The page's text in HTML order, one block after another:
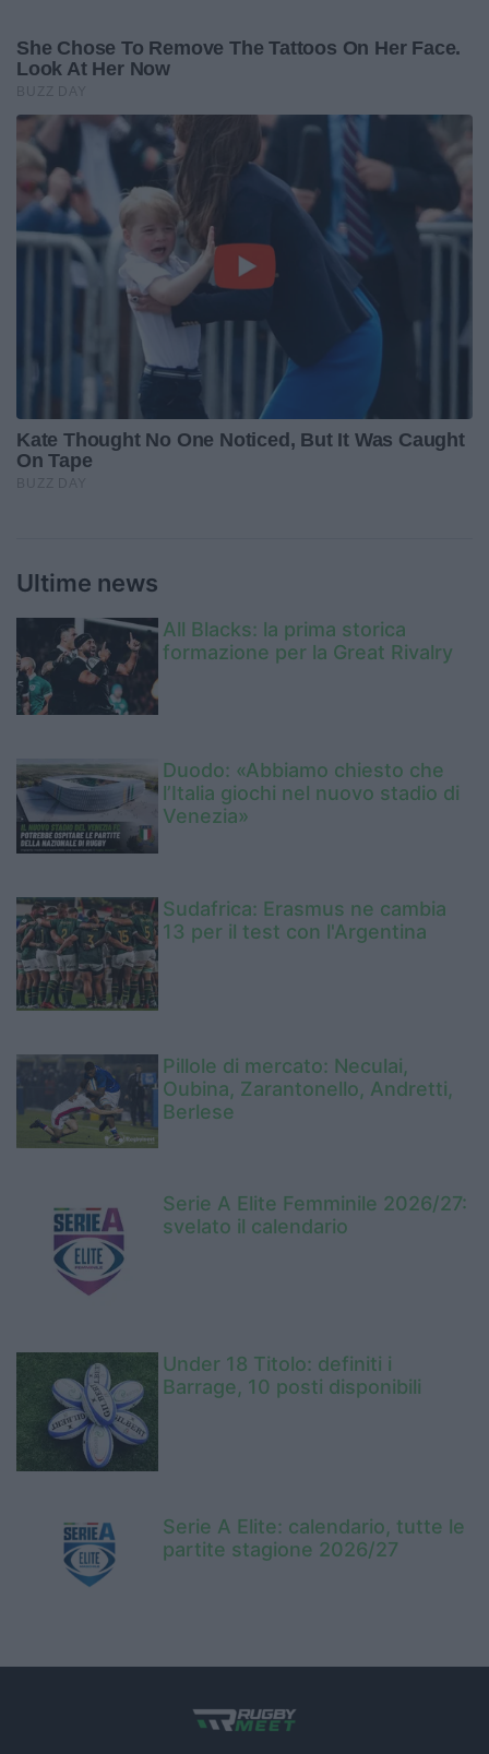
Ultime news
All Blacks: la prima storica
formazione per la Great Rivalry
Duodo: «Abbiamo chiesto che
l’Italia giochi nel nuovo stadio di
Venezia»
Sudafrica: Erasmus ne cambia
13 per il test con l'Argentina
Pillole di mercato: Neculai,
Oubina, Zarantonello, Andretti,
Berlese
Serie A Elite Femminile 2026/27:
svelato il calendario
Under 18 Titolo: definiti i
Barrage, 10 posti disponibili
Serie A Elite: calendario, tutte le
partite stagione 2026/27